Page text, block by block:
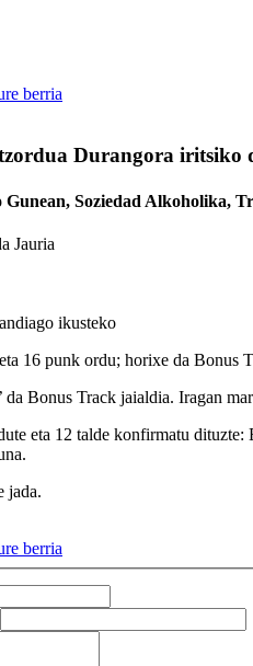
berria
Durangora iritsiko
Soziedad Alkoholika,
Jauria
ikusteko
16 punk ordu; horixe da Bonus
da Bonus Track jaialdia. Iragan
eta 12 talde konfirmatu
jada.
berria